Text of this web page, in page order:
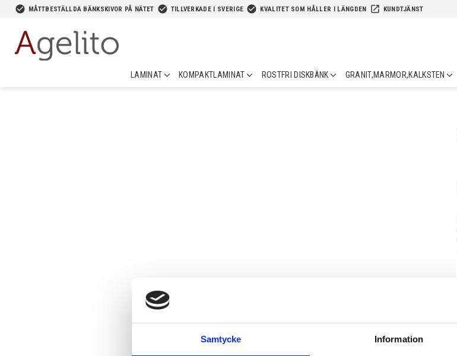
Samtycke Information
check_circle MÅTTBESTÄLLDA BÄNKSKIVOR PÅ NÄTET check_circle TILLVERKADE I SVERIGE check_circle KVALITET SOM HÅLLER I LÄNGDEN launch KUNDTJÄNST
LAMINAT KOMPAKTLAMINAT ROSTFRI DISKBÄNK GRANIT,MARMOR,KALKSTEN